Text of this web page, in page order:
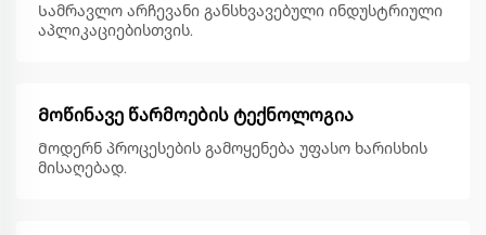
Სამრავლო არჩევანი განსხვავებული ინდუსტრიული
აპლიკაციებისთვის.
Მოწინავე წარმოების ტექნოლოგია
Მოდერნ პროცესების გამოყენება უფასო ხარისხის
მისაღებად.